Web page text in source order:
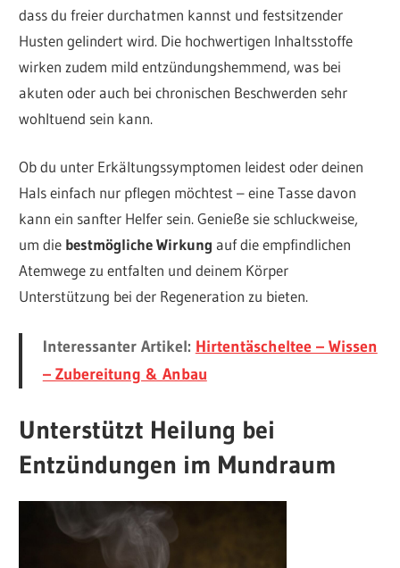
dass du freier durchatmen kannst und festsitzender
Husten gelindert wird. Die hochwertigen Inhaltsstoffe
wirken zudem mild entzündungshemmend, was bei
akuten oder auch bei chronischen Beschwerden sehr
wohltuend sein kann.
Ob du unter Erkältungssymptomen leidest oder deinen
Hals einfach nur pflegen möchtest – eine Tasse davon
kann ein sanfter Helfer sein. Genieße sie schluckweise,
um die bestmögliche Wirkung auf die empfindlichen
Atemwege zu entfalten und deinem Körper
Unterstützung bei der Regeneration zu bieten.
Interessanter Artikel: Hirtentäscheltee – Wissen
– Zubereitung & Anbau
Unterstützt Heilung bei
Entzündungen im Mundraum